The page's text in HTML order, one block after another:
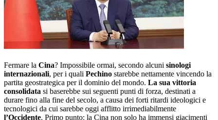
Fermare la Cina? Impossibile ormai, secondo alcuni sinologi
internazionali, per i quali Pechino starebbe nettamente vincendo la
partita geostrategica per il dominio del mondo. La sua vittoria
consolidata si baserebbe sui seguenti punti di forza, destinati a
durare fino alla fine del secolo, a causa dei forti ritardi ideologici e
tecnologici da cui sarebbe oggi afflitto irrimediabilmente
l’Occidente. Primo punto: la Cina non solo ha immensi giacimenti